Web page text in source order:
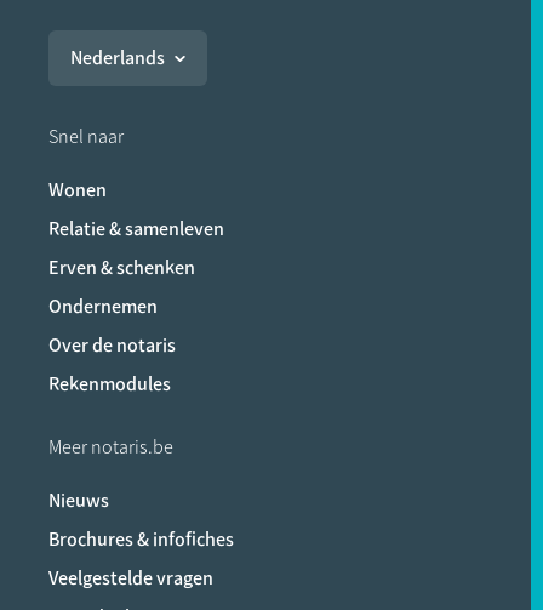
Nederlands
Snel naar
Wonen
Relatie & samenleven
Erven & schenken
Ondernemen
Over de notaris
Rekenmodules
Meer notaris.be
Nieuws
Brochures & infofiches
Veelgestelde vragen